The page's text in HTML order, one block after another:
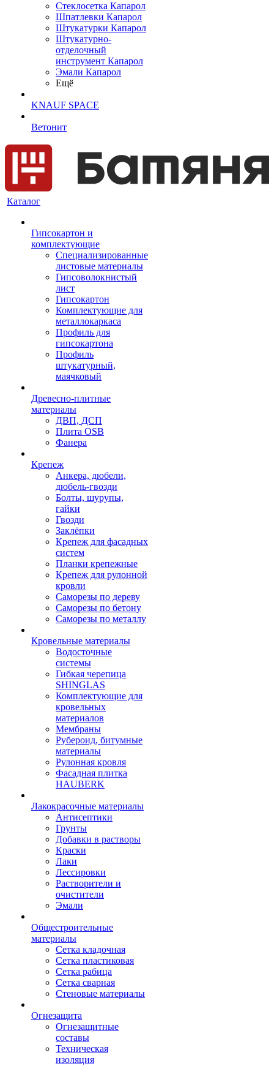
Cтеклосетка Капарол
Шпатлевки Капарол
Штукатурки Капарол
Штукатурно-
отделочный
инструмент Капарол
Эмали Капарол
Ещё
KNAUF SPACE
Ветонит
Каталог
Гипсокартон и
комплектующие
Специализированные
листовые материалы
Гипсоволокнистый
лист
Гипсокартон
Комплектующие для
металлокаркаса
Профиль для
гипсокартона
Профиль
штукатурный,
маячковый
Древесно-плитные
материалы
ДВП, ДСП
Плита OSB
Фанера
Крепеж
Анкера, дюбели,
дюбель-гвозди
Болты, шурупы,
гайки
Гвозди
Заклёпки
Крепеж для фасадных
систем
Планки крепежные
Крепеж для рулонной
кровли
Саморезы по дереву
Саморезы по бетону
Саморезы по металлу
Кровельные материалы
Водосточные
системы
Гибкая черепица
SHINGLAS
Комплектующие для
кровельных
материалов
Мембраны
Рубероид, битумные
материалы
Рулонная кровля
Фасадная плитка
HAUBERK
Лакокрасочные материалы
Антисептики
Грунты
Добавки в растворы
Краски
Лаки
Лессировки
Растворители и
очистители
Эмали
Общестроительные
материалы
Сетка кладочная
Сетка пластиковая
Сетка рабица
Сетка сварная
Стеновые материалы
Огнезащита
Огнезащитные
составы
Техническая
изоляция